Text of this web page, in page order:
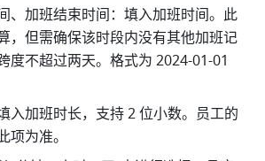
、加班结束时间：填入加班时间。此
，但需确保该时段内没有其他加班记
度不超过两天。格式为 2024-01-01
入加班时长，支持 2 位小数。员工的
项为准。